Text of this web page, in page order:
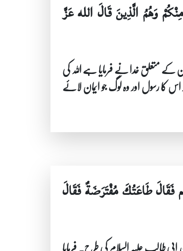
وَهُمُ الَّذِينَ قَالَ الله عَزَّ
متعلق خدا نے فرمایا ہے اللہ کی
کا رسول اور وہ لوگ جو ایمان لائے
طَاعَتُكَ مُفْتَرَضَةٌ فَقَالَ